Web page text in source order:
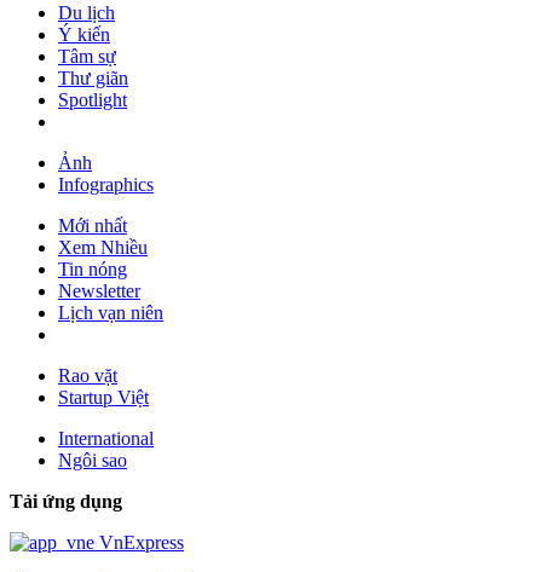
Du lịch
Ý kiến
Tâm sự
Thư giãn
Spotlight
Ảnh
Infographics
Mới nhất
Xem Nhiều
Tin nóng
Newsletter
Lịch vạn niên
Rao vặt
Startup Việt
International
Ngôi sao
Tải ứng dụng
VnExpress